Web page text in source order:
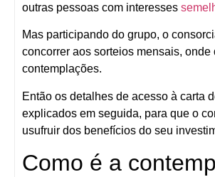
outras pessoas com interesses
Mas participando do grupo, o
concorrer aos sorteios mensais, onde
contemplações.
Então os detalhes de acesso à carta
explicados em seguida, para que o
usufruir dos benefícios do seu
Como é a